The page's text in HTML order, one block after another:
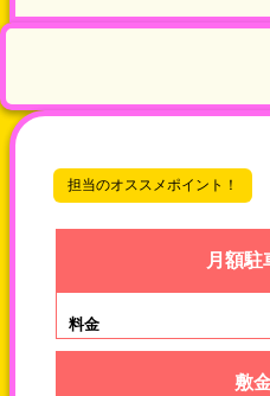
担当のオススメポイント！
月額駐
敷